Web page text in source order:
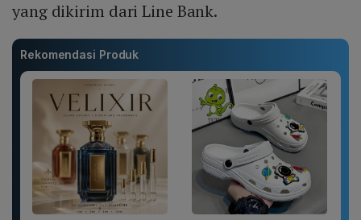
yang dikirim dari Line Bank.
Rekomendasi Produk